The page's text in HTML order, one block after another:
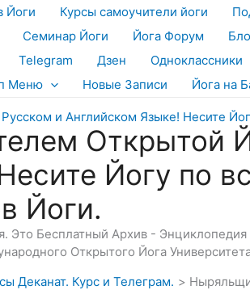
Йоги Курсы самоучители йоги
Семинар Йоги Йога Форум
Telegram Дзен Одноклассники
Меню Новые Записи Йога на
Открытой
Йогу по
Йоги.
Это Бесплатный Архив -
Открытого Йога
Деканат. Курс и Телеграм.